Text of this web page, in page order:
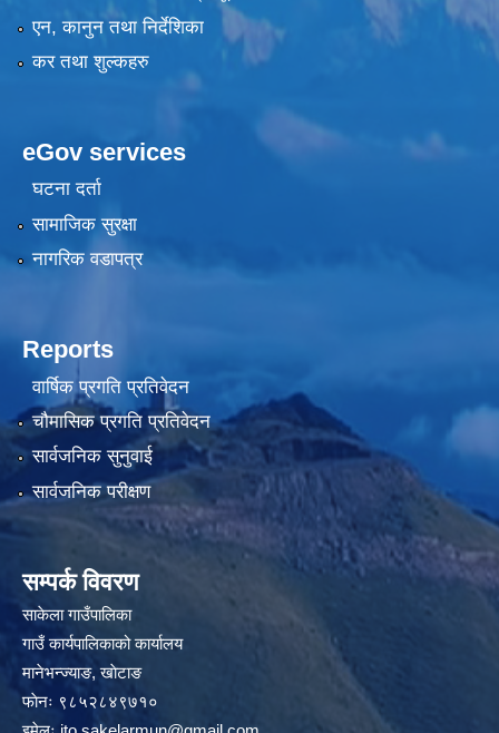
एन, कानुन तथा निर्देशिका
कर तथा शुल्कहरु
eGov services
घटना दर्ता
सामाजिक सुरक्षा
नागरिक वडापत्र
Reports
वार्षिक प्रगति प्रतिवेदन
चौमासिक प्रगति प्रतिवेदन
सार्वजनिक सुनुवाई
सार्वजनिक परीक्षण
सम्पर्क विवरण
साकेला गाउँपालिका
गाउँ कार्यपालिकाको कार्यालय
मानेभन्ज्याङ, खाेटाङ
फाेनः ९८५२८४९७१०